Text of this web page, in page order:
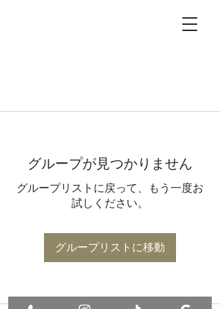
グループが見つかりません
グループリストに戻って、もう一度お
試しください。
グループリストに移動